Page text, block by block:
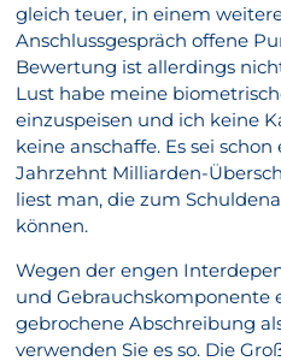
gleich teuer, in einem
Anschlussgespräch offene
Bewertung ist allerdings
Lust habe meine
einzuspeisen und ich keine
keine anschaffe. Es sei
Jahrzehnt Milliarden-
liest man, die zum
können.
Wegen der engen
und Gebrauchskomponente
gebrochene Abschreibung
verwenden Sie es so. Die